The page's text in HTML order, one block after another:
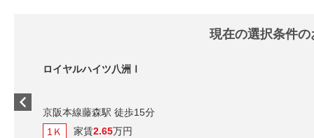
現在の選択条件
ロイヤルハイツ八洲Ⅰ
京阪本線藤森駅 徒歩15分
家賃2.65万円